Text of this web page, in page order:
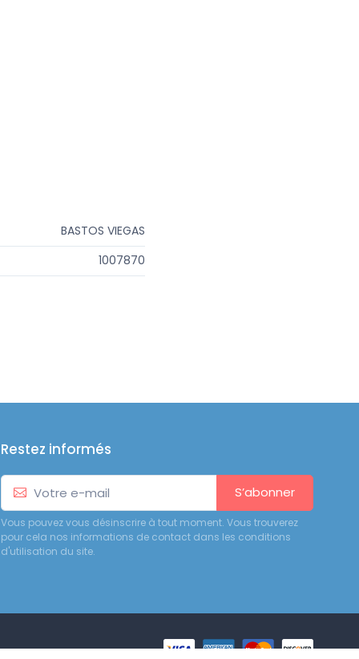
BASTOS VIEGAS
1007870
Restez informés
S’abonner
Vous pouvez vous désinscrire à tout moment. Vous trouverez
pour cela nos informations de contact dans les conditions
d'utilisation du site.